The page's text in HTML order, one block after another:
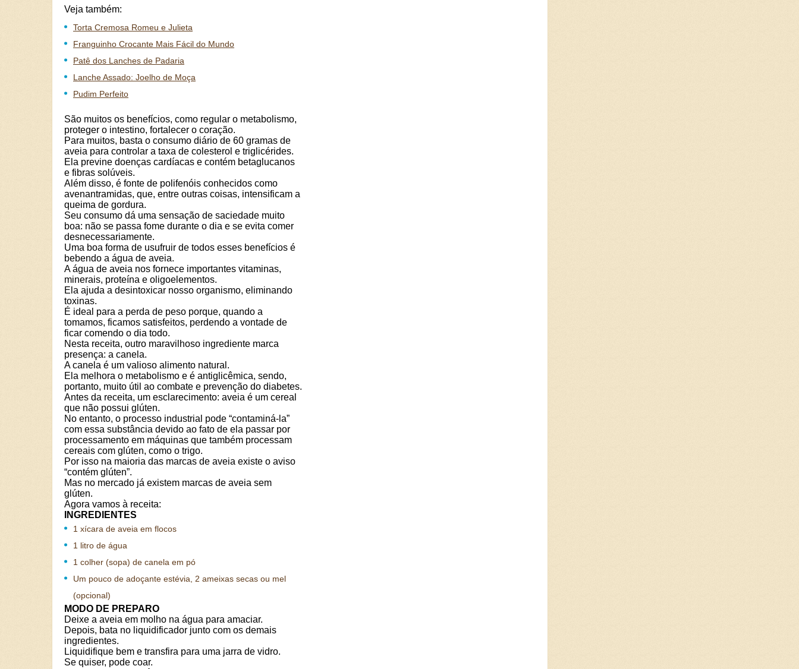
Veja também:
Torta Cremosa Romeu e Julieta
Franguinho Crocante Mais Fácil do Mundo
Patê dos Lanches de Padaria
Lanche Assado: Joelho de Moça
Pudim Perfeito
São muitos os benefícios, como regular o metabolismo,
proteger o intestino, fortalecer o coração.
Para muitos, basta o consumo diário de 60 gramas de
aveia para controlar a taxa de colesterol e triglicérides.
Ela previne doenças cardíacas e contém betaglucanos
e fibras solúveis.
Além disso, é fonte de polifenóis conhecidos como
avenantramidas, que, entre outras coisas, intensificam a
queima de gordura.
Seu consumo dá uma sensação de saciedade muito
boa: não se passa fome durante o dia e se evita comer
desnecessariamente.
Uma boa forma de usufruir de todos esses benefícios é
bebendo a água de aveia.
A água de aveia nos fornece importantes vitaminas,
minerais, proteína e oligoelementos.
Ela ajuda a desintoxicar nosso organismo, eliminando
toxinas.
É ideal para a perda de peso porque, quando a
tomamos, ficamos satisfeitos, perdendo a vontade de
ficar comendo o dia todo.
Nesta receita, outro maravilhoso ingrediente marca
presença: a canela.
A canela é um valioso alimento natural.
Ela melhora o metabolismo e é antiglicêmica, sendo,
portanto, muito útil ao combate e prevenção do diabetes.
Antes da receita, um esclarecimento: aveia é um cereal
que não possui glúten.
No entanto, o processo industrial pode “contaminá-la”
com essa substância devido ao fato de ela passar por
processamento em máquinas que também processam
cereais com glúten, como o trigo.
Por isso na maioria das marcas de aveia existe o aviso
“contém glúten”.
Mas no mercado já existem marcas de aveia sem
glúten.
Agora vamos à receita:
INGREDIENTES
1 xícara de aveia em flocos
1 litro de água
1 colher (sopa) de canela em pó
Um pouco de adoçante estévia, 2 ameixas secas ou mel
(opcional)
MODO DE PREPARO
Deixe a aveia em molho na água para amaciar.
Depois, bata no liquidificador junto com os demais
ingredientes.
Liquidifique bem e transfira para uma jarra de vidro.
Se quiser, pode coar.